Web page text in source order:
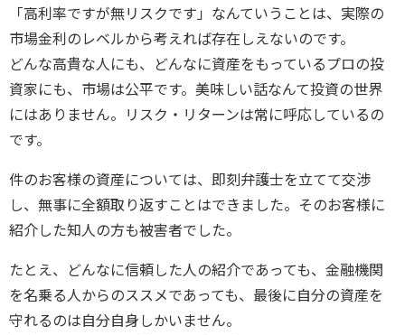
「高利率ですが無リスクです」なんていうことは、実際の
市場金利のレベルから考えれば存在しえないのです。
どんな高貴な人にも、どんなに資産をもっているプロの投
資家にも、市場は公平です。美味しい話なんて投資の世界
にはありません。リスク・リターンは常に呼応しているの
です。
件のお客様の資産については、即刻弁護士を立てて交渉
し、無事に全額取り返すことはできました。そのお客様に
紹介した知人の方も被害者でした。
たとえ、どんなに信頼した人の紹介であっても、金融機関
を名乗る人からのススメであっても、最後に自分の資産を
守れるのは自分自身しかいません。